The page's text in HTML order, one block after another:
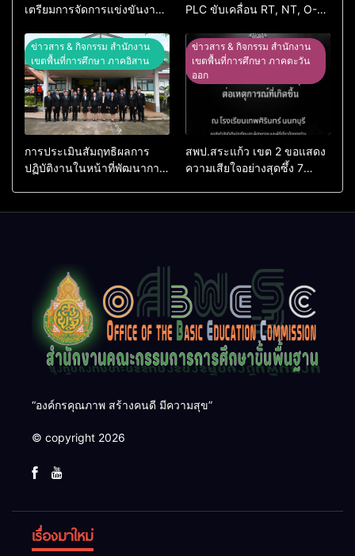
เตรียมการจัดการแข่งขันงาน
74 ปีการศึกษา 2569
PLC ขับเคลื่อน RT, NT, O-
ข่าวสาร & กิจกรรม สำนักงาน
เขตพื้นที่การศึกษา ภาคอิสาน
การประเมินสัมฤทธิผลการ
ปฏิบัติงานในหน้าที่พัฒนาการ
ข่าวสาร & กิจกรรม สำนักงาน
เขตพื้นที่การศึกษา ภาคตะวัน
ออก
สพป.สระแก้ว เขต 2 ขอแสดง
ความเสียใจอย่างสุดซึ้ง 7
“องค์กรคุณภาพ สร้างคนดี มีความสุข”
© copyright 2026
เรื่องมาใหม่